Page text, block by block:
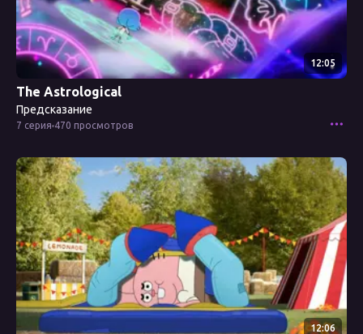
12:05
The Astrological
Предсказание
7 серия 470 просмотров
Смотреть эпизод
12:06